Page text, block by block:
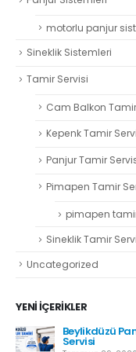
motorlu panjur
Sineklik Sistemleri
Tamir Servisi
Cam Balkon
Kepenk Tamir
Panjur Tamir
Pimapen Tamir
pimapen
Sineklik Tamir
Uncategorized
YENI İÇERIKLER
Beylikdüzü
Servisi